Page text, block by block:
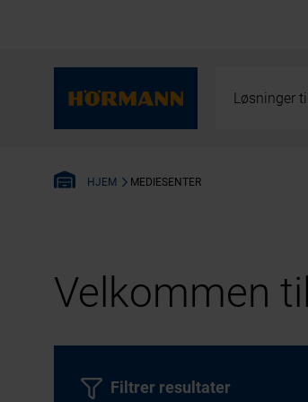
Løsninger
HJEM MEDIESENTER
Velkommen
Filtrer resultater